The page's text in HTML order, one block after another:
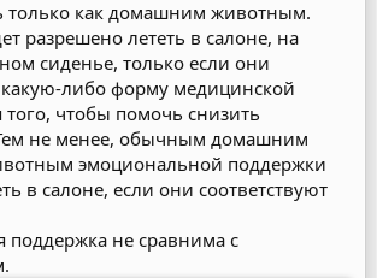
только как домашним животным.
разрешено лететь в салоне, на
сиденье, только если они
какую-либо форму медицинской
того, чтобы помочь снизить
не менее, обычным домашним
эмоциональной поддержки
в салоне, если они соответствуют
не сравнима с